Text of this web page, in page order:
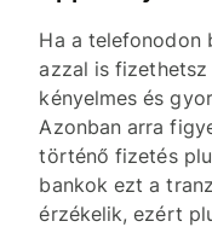
Ha a
azzal is
kényelmes és
Azonban arra
történő fizetés
bankok ezt a
érzékelik, ezért